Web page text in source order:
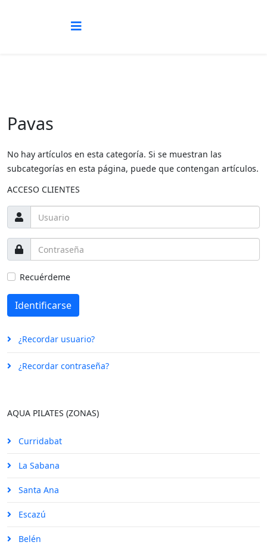
Pavas
No hay artículos en esta categoría. Si se muestran las
subcategorías en esta página, puede que contengan artículos.
ACCESO CLIENTES
Recuérdeme
Identificarse
¿Recordar usuario?
¿Recordar contraseña?
AQUA PILATES (ZONAS)
Curridabat
La Sabana
Santa Ana
Escazú
Belén